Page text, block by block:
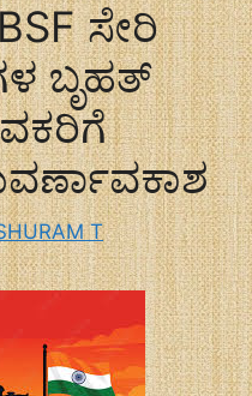
ಸೇರಿ
ಬೃಹತ್
T